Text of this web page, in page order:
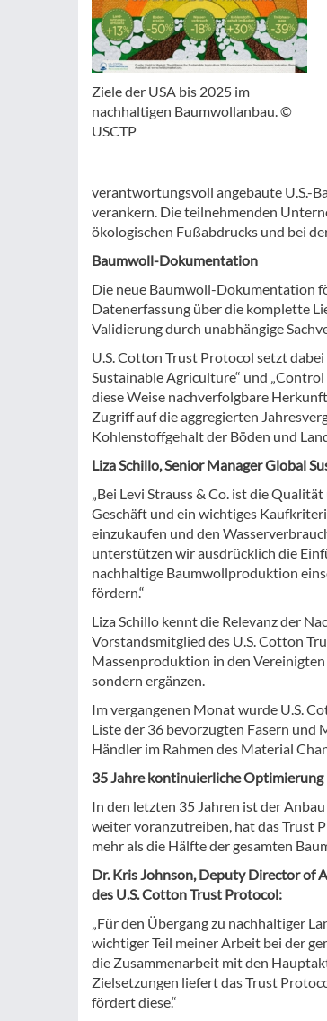
Ziele der USA bis 2025 im
nachhaltigen Baumwollanbau. ©
USCTP
verantwortungsvoll angebaute U.S.-
verankern. Die teilnehmenden
ökologischen Fußabdrucks und bei
Baumwoll-Dokumentation
Die neue Baumwoll-Dokumentation
Datenerfassung über die komplette
Validierung durch unabhängige
U.S. Cotton Trust Protocol setzt
Sustainable Agriculture“ und
diese Weise nachverfolgbare
Zugriff auf die aggregierten
Kohlenstoffgehalt der Böden und
Liza Schillo, Senior Manager Global
„Bei Levi Strauss & Co. ist die
Geschäft und ein wichtiges
einzukaufen und den
unterstützen wir ausdrücklich die
nachhaltige Baumwollproduktion
fördern.“
Liza Schillo kennt die Relevanz der
Vorstandsmitglied des U.S. Cotton
Massenproduktion in den
sondern ergänzen.
Im vergangenen Monat wurde U.S.
Liste der 36 bevorzugten Fasern und
Händler im Rahmen des Material
35 Jahre kontinuierliche Optimierung
In den letzten 35 Jahren ist der
weiter voranzutreiben, hat das Trust
mehr als die Hälfte der gesamten
Dr. Kris Johnson, Deputy Director of
des U.S. Cotton Trust Protocol:
„Für den Übergang zu nachhaltiger
wichtiger Teil meiner Arbeit bei der
die Zusammenarbeit mit den
Zielsetzungen liefert das Trust
fördert diese.“